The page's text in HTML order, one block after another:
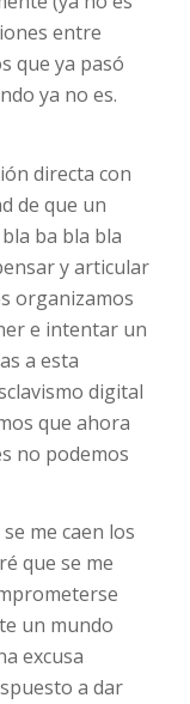
entre
que ya pasó
ya no es.
directa con
de que un
ba bla bla
y articular
organizamos
e intentar un
a esta
digital
que ahora
no podemos
me caen los
que se me
un mundo
excusa
a dar